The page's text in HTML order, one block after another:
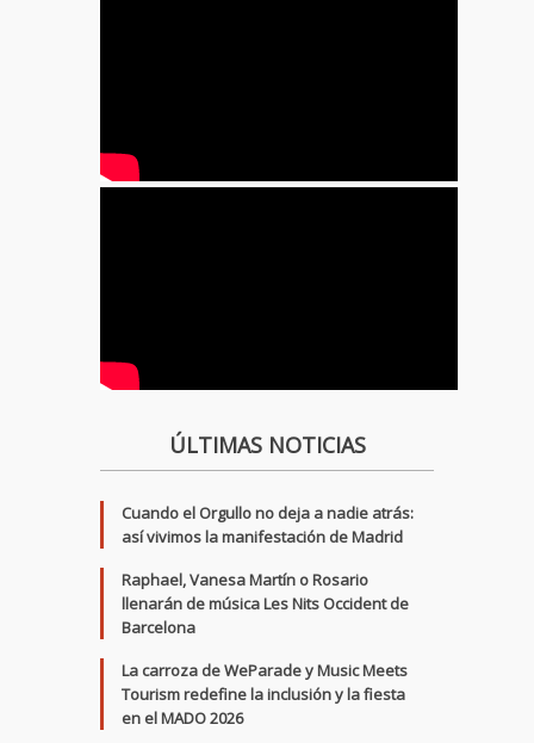
ÚLTIMAS NOTICIAS
Cuando el Orgullo no deja a nadie atrás:
así vivimos la manifestación de Madrid
Raphael, Vanesa Martín o Rosario
llenarán de música Les Nits Occident de
Barcelona
La carroza de WeParade y Music Meets
Tourism redefine la inclusión y la fiesta
en el MADO 2026